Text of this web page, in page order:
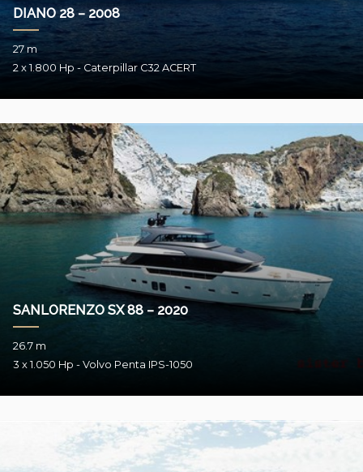
DIANO 28 – 2008
27 m
2 x 1.800 Hp - Caterpillar C32 ACERT
SANLORENZO SX 88 – 2020
26.7 m
3 x 1.050 Hp - Volvo Penta IPS-1050